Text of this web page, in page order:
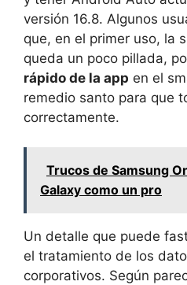
versión 16.8. Algunos
que, en el primer uso, la
queda un poco pillada,
rápido de la app en el
remedio santo para que
correctamente.
Trucos de Samsung
Galaxy como un pro
Un detalle que puede
el tratamiento de los
corporativos. Según